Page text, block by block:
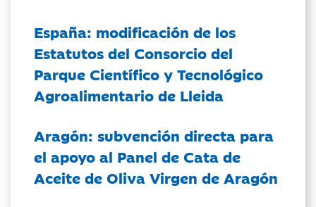
España: modificación de los
Estatutos del Consorcio del
Parque Científico y Tecnológico
Agroalimentario de Lleida
Aragón: subvención directa para
el apoyo al Panel de Cata de
Aceite de Oliva Virgen de Aragón